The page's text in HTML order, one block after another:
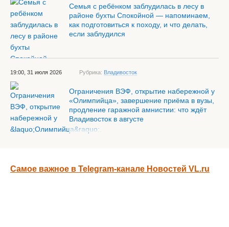
Семья с ребёнком заблудилась в лесу в
районе бухты Спокойной — напоминаем,
как подготовиться к походу, и что делать,
если заблудился
19:00, 31 июля 2026 Рубрика: Владивосток
Ограничения ВЭФ, открытие набережной у
«Олимпийца», завершение приёма в вузы,
продление гаражной амнистии: что ждёт
Владивосток в августе
Самое важное в Telegram-канале Новостей VL.ru